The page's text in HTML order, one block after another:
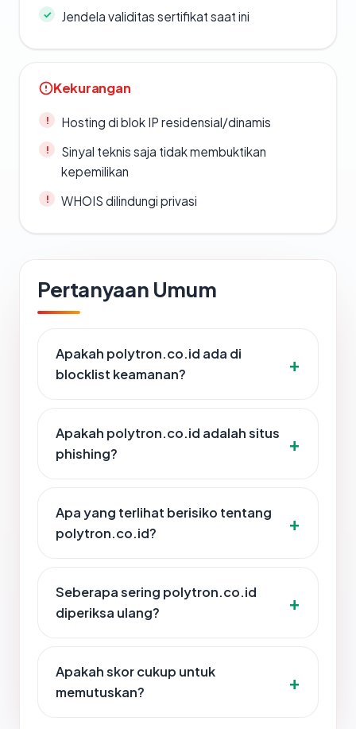
Jendela validitas sertifikat saat ini
Kekurangan
Hosting di blok IP residensial/dinamis
Sinyal teknis saja tidak membuktikan
kepemilikan
WHOIS dilindungi privasi
Pertanyaan Umum
Apakah polytron.co.id ada di
blocklist keamanan?
Apakah polytron.co.id adalah situs
phishing?
Apa yang terlihat berisiko tentang
polytron.co.id?
Seberapa sering polytron.co.id
diperiksa ulang?
Apakah skor cukup untuk
memutuskan?